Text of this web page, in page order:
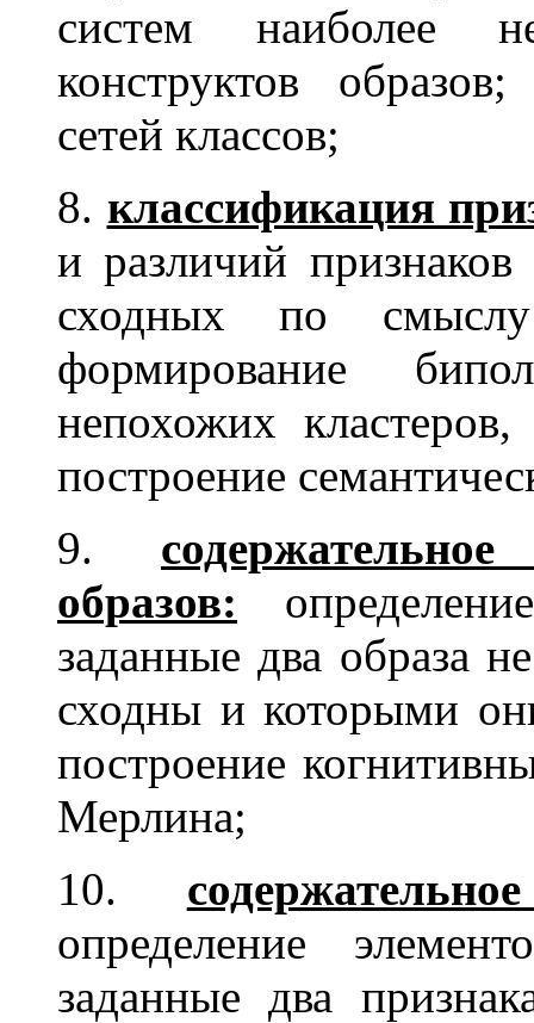
систем наиболее
конструктов
сетей классов;
8. классификация
и различий
сходных по
формирование
непохожих кластеров,
построение
9.
образов:
заданные два образа
сходны и которыми
построение
Мерлина;
10.
определение
заданные два